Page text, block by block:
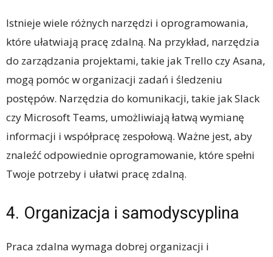
Istnieje wiele różnych narzędzi i oprogramowania,
które ułatwiają pracę zdalną. Na przykład, narzędzia
do zarządzania projektami, takie jak Trello czy Asana,
mogą pomóc w organizacji zadań i śledzeniu
postępów. Narzędzia do komunikacji, takie jak Slack
czy Microsoft Teams, umożliwiają łatwą wymianę
informacji i współpracę zespołową. Ważne jest, aby
znaleźć odpowiednie oprogramowanie, które spełni
Twoje potrzeby i ułatwi pracę zdalną.
4. Organizacja i samodyscyplina
Praca zdalna wymaga dobrej organizacji i